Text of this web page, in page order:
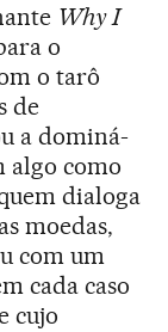
Why I
o
o tarô
de
a dominá-
algo como
dialoga
moedas,
com um
cada caso
cujo